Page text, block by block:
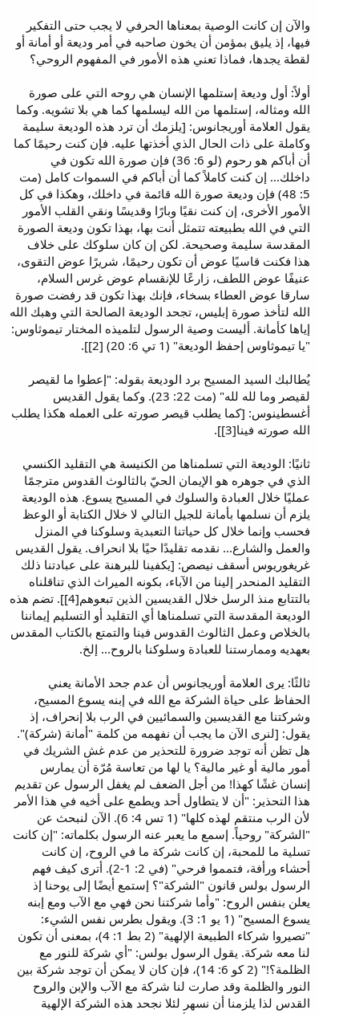
والآن إن كانت الوصية بمعناها الحرفي لا يجب حتى التفكير
فيها، إذ يليق بمؤمن أن يخون صاحبه في أمر وديعة أو أمانة أو
لقطة يجدها، فماذا تعني هذه الأمور في المفهوم الروحي؟
أولاً: أول وديعة إستلمها الإنسان هي روحه التي على صورة
الله ومثاله، إستلمها من الله ليسلمها كما هي بلا تشويه. وكما
يقول العلامة أوريجانوس: [يلزمك أن ترد هذه الوديعة سليمة
وكاملة على ذات الحال الذي أخذتها عليه. فإن كنت رحيمًا كما
أن أباكم هو رحوم (لو 6: 36) فإن صورة الله تكون في
داخلك... إن كنت كاملاً كما أن أباكم في السموات كامل (مت
5: 48) فإن وديعة صورة الله قائمة في داخلك، وهكذا في كل
الأمور الأخرى، إن كنت نقيًا وبارًا وقديسًا ونقي القلب الأمور
التي في الله بطبيعته تتمثل أنت بها، بهذا تكون وديعة الصورة
المقدسة سليمة وصحيحة. لكن إن كان سلوكك على خلاف
هذا فكنت قاسيًا عوض أن تكون رحيمًا، شريرًا عوض التقوى،
عنيفًا عوض اللطف، زارعًا للإنقسام عوض غرس السلام،
سارقا عوض العطاء بسخاء، فإنك بهذا تكون قد رفضت صورة
الله لتأخذ صورة إبليس، تجحد الوديعة الصالحة التي وهبك الله
إياها كأمانة. أليست وصية الرسول لتلميذه المختار تيموثاوس:
"يا تيموثاوس إحفظ الوديعة" (1 تي 6: 20) [2]].
يُطالبك السيد المسيح برد الوديعة بقوله: "إعطوا ما لقيصر
لقيصر وما لله لله" (مت 22: 23). وكما يقول القديس
أغسطينوس: [كما يطلب قيصر صورته على العمله هكذا يطلب
الله صورته فينا[3]].
ثانيًا: الوديعة التي تسلمناها من الكنيسة هي التقليد الكنسي
الذي في جوهره هو الإيمان الحيّ بالثالوث القدوس مترجمًا
عمليًا خلال العبادة والسلوك في المسيح يسوع. هذه الوديعة
يلزم أن نسلمها بأمانة للجيل التالي لا خلال الكتابة أو الوعظ
فحسب وإنما خلال كل حياتنا التعبدية وسلوكنا في المنزل
والعمل والشارع... نقدمه تقليدًا حيًا بلا انحراف. يقول القديس
غريغوريوس أسقف نيصص: [يكفينا للبرهنة على عبادتنا ذلك
التقليد المنحدر إلينا من الآباء، بكونه الميراث الذي تناقلناه
بالتتابع منذ الرسل خلال القديسين الذين تبعوهم[4]]. تضم هذه
الوديعة المقدسة التي تسلمناها أي التقليد أو التسليم إيماننا
بالخلاص وعمل الثالوث القدوس فينا والتمتع بالكتاب المقدس
بعهديه وممارستنا للعبادة وسلوكنا بالروح... إلخ.
ثالثًا: يرى العلامة أوريجانوس أن عدم جحد الأمانة يعني
الحفاظ على حياة الشركة مع الله في إبنه يسوع المسيح،
وشركتنا مع القديسين والسمائيين في الرب بلا إنحراف، إذ
يقول: [لنرى الآن ما يجب أن نفهمه من كلمة "أمانة (شركة)".
هل تظن أنه توجد ضرورة للتحذير من عدم غش الشريك في
أمور مالية أو غير مالية؟ يا لها من تعاسة مُرّة أن يمارس
إنسان غشًا كهذا! من أجل الضعف لم يغفل الرسول عن تقديم
هذا التحذير: "أن لا يتطاول أحد ويطمع على أخيه في هذا الأمر
لأن الرب منتقم لهذه كلها" (1 تس 4: 6). الآن لنبحث عن
"الشركة" روحياً. إسمع ما يعبر عنه الرسول بكلماته: "إن كانت
تسلية ما للمحبة، إن كانت شركة ما في الروح، إن كانت
أحشاء ورأفة، فتمموا فرحي" (في 2: 1-2). أترى كيف فهم
الرسول بولس قانون "الشركة"؟ إستمع أيضًا إلى يوحنا إذ
يعلن بنفس الروح: "وأما شركتنا نحن فهي مع الآب ومع إبنه
يسوع المسيح" (1 يو 1: 3). ويقول بطرس نفس الشيء:
"تصيروا شركاء الطبيعة الإلهية" (2 بط 1: 4)، بمعنى أن تكون
لنا معه شركة. يقول الرسول بولس: "أي شركة للنور مع
الظلمة؟!" (2 كو 6: 14)، فإن كان لا يمكن أن توجد شركة بين
النور والظلمة وقد صارت لنا شركة مع الآب والإبن والروح
القدس لذا يلزمنا أن نسهر لئلا نجحد هذه الشركة الإلهية